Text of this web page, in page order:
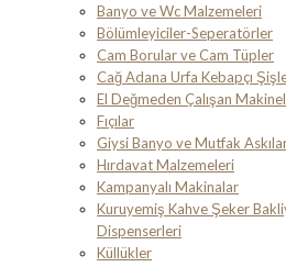
Banyo ve Wc Malzemeleri
Bölümleyiciler-Seperatörler
Cam Borular ve Cam Tüpler
Cağ Adana Urfa Kebapçı
El Değmeden Çalışan
Fıçılar
Giysi Banyo ve Mutfak
Hırdavat Malzemeleri
Kampanyalı Makinalar
Kuruyemiş Kahve Şeker
Dispenserleri
Küllükler